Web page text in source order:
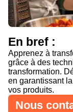
En bref :
Apprenez à
grâce à des
transformation.
en garantissant
vos produits.
Nous
Titres soulignés